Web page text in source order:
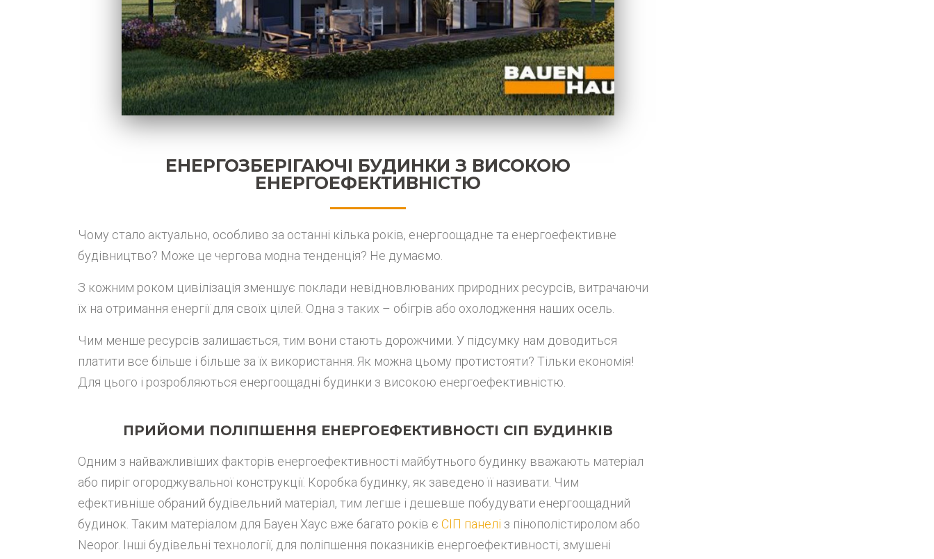
ЕНЕРГОЗБЕРІГАЮЧІ БУДИНКИ З ВИСОКОЮ
ЕНЕРГОЕФЕКТИВНІСТЮ
Чому стало актуально, особливо за останні кілька років, енергоощадне та енергоефективне
будівництво? Може це чергова модна тенденція? Не думаємо.
З кожним роком цивілізація зменшує поклади невідновлюваних природних ресурсів, витрачаючи
їх на отримання енергії для своїх цілей. Одна з таких – обігрів або охолодження наших осель.
Чим менше ресурсів залишається, тим вони стають дорожчими. У підсумку нам доводиться
платити все більше і більше за їх використання. Як можна цьому протистояти? Тільки економія!
Для цього і розробляються енергоощадні будинки з високою енергоефективністю.
ПРИЙОМИ ПОЛІПШЕННЯ ЕНЕРГОЕФЕКТИВНОСТІ СІП БУДИНКІВ
Одним з найважливіших факторів енергоефективності майбутнього будинку вважають матеріал
або пиріг огороджувальної конструкції. Коробка будинку, як заведено її називати. Чим
ефективніше обраний будівельний матеріал, тим легше і дешевше побудувати енергоощадний
будинок. Таким матеріалом для Бауен Хаус вже багато років є СІП панелі з пінополістиролом або
Neopor. Інші будівельні технології, для поліпшення показників енергоефективності, змушені